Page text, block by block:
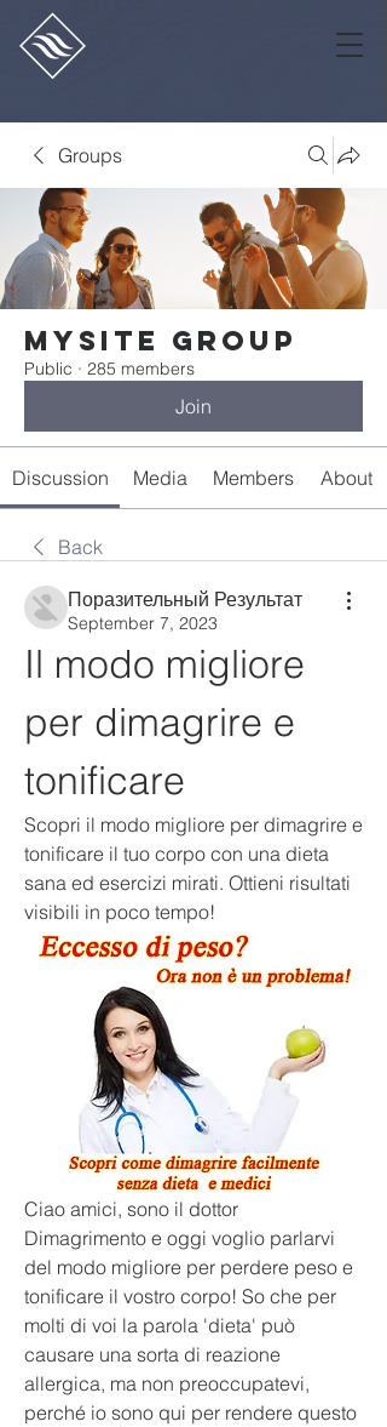
Groups
Mysite Group
Public · 285 members
Join
Discussion Media Members About
Back
Поразительный Результат
September 7, 2023
Il modo migliore
per dimagrire e
tonificare
Scopri il modo migliore per dimagrire e
tonificare il tuo corpo con una dieta
sana ed esercizi mirati. Ottieni risultati
visibili in poco tempo!
Ciao amici, sono il dottor
Dimagrimento e oggi voglio parlarvi
del modo migliore per perdere peso e
tonificare il vostro corpo! So che per
molti di voi la parola 'dieta' può
causare una sorta di reazione
allergica, ma non preoccupatevi,
perché io sono qui per rendere questo